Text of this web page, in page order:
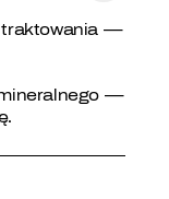
traktowania —
—